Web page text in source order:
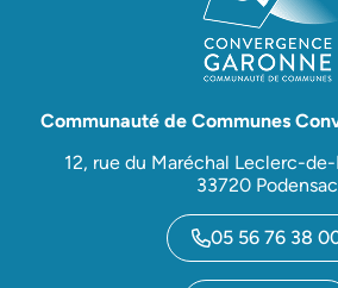
Communauté de Communes
12, rue du Maréchal Leclerc-
33720 Podensac
05 56 76 38